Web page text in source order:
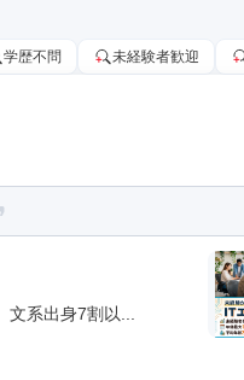
学歴不問 未経験者歓迎
系出身7割以...